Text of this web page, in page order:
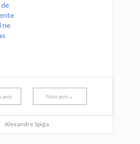
ne
post Next post→
Alexandre Spiga